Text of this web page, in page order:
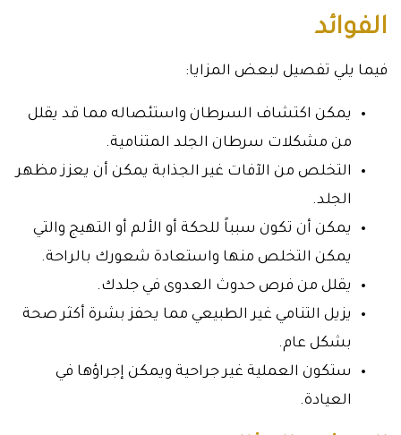
الفوائد
فيما يلي تفصيل لبعض المزايا:
يمكن اكتشاف السرطان واستئصاله مما قد يقلل
من مشكلات سرطان الجلد المتنامية.
التخلص من الآفات غير الجذابة يمكن أن يعزز مظهر
الجلد.
يمكن أن تكون سبباً للحكة أو الألم أو التهيج والتي
يمكن التخلص منها واستعادة شعورك بالراحة.
يقلل من فرص حدوث العدوى في جلدك.
يزيل التنامي غير الطبيعي مما يحفز بشرة أكثر صحة
بشكل عام.
ستكون العملية غير جراحية ويمكن إجراؤها في
العيادة.